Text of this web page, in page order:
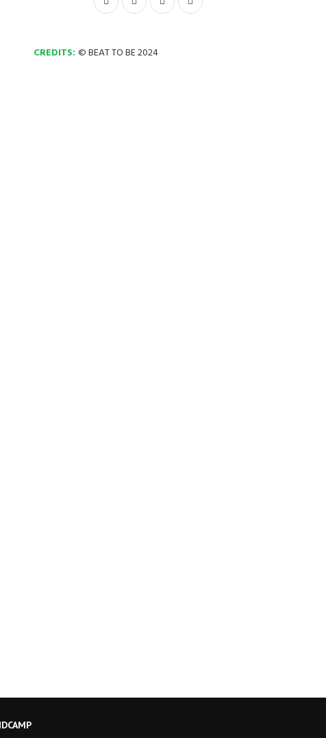
CREDITS: © BEAT TO BE 2024